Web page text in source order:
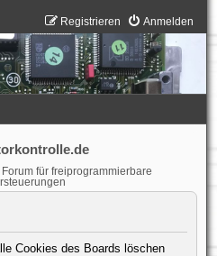
Anmelden
Registrieren
für freiprogrammierbare
Cookies des Boards löschen